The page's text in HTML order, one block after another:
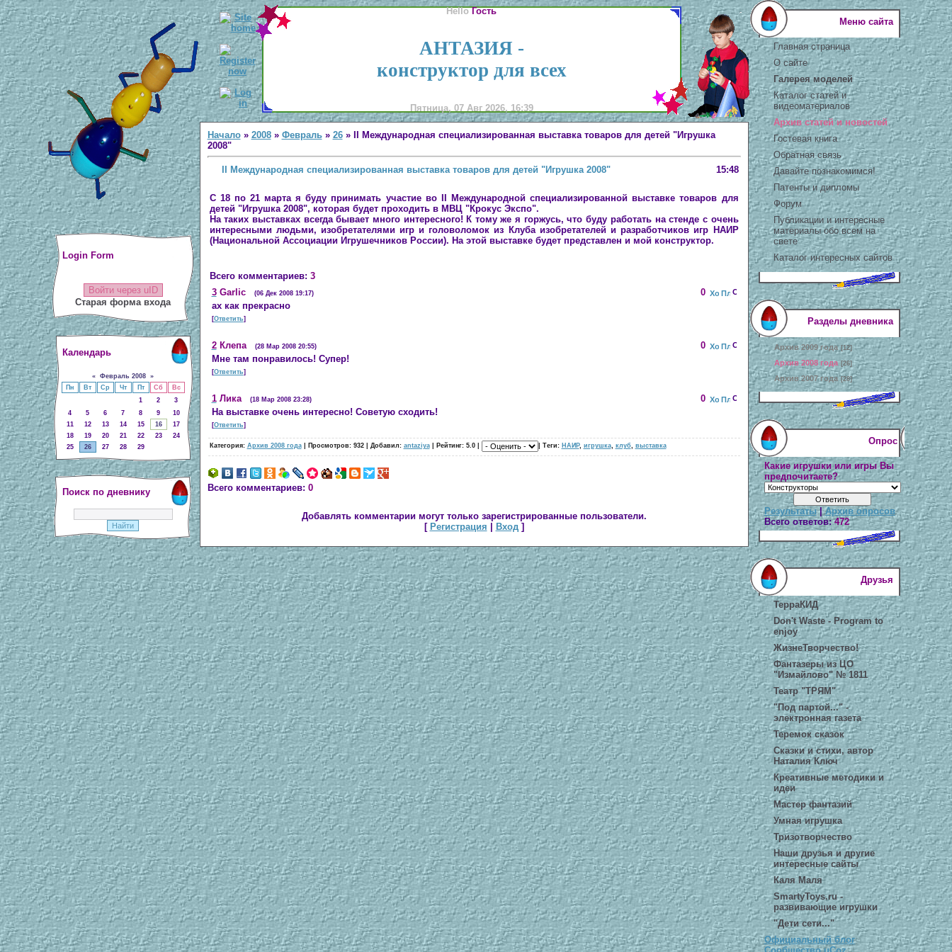
Login Form
Войти через uID
Старая форма входа
Календарь
« Февраль 2008 »
Пн
Вт Ср Чт Пт Сб
Вс
1
2
3
4
5 6 7 8 9
10
11
12 13 14 15 16
17
18
19 20 21 22 23
24
25
26 27 28 29
Поиск по дневнику
HelloГость
АНТАЗИЯ -
конструктор для всех
Пятница, 07 Авг 2026, 16:39
Начало» 2008 » Февраль » 26» II Международная специализированная выставка товаров для детей "Игрушка
2008"
II Международная специализированная выставка товаров для детей "Игрушка 2008" 15:48
С 18 по 21 марта я буду принимать участие во II Международной специализированной выставке товаров для
детей "Игрушка 2008", которая будет проходить в МВЦ "Крокус Экспо".
На таких выставках всегда бывает много интересного! К тому же я горжусь, что буду работать на стенде с очень
интересными людьми, изобретателями игр и головоломок из Клуба изобретателей и разработчиков игр НАИР
(Национальной Ассоциации Игрушечников России). На этой выставке будет представлен и мой конструктор.
Всего комментариев: 3
0
3 Garlic (06 Дек 2008 19:17)
ах как прекрасно
[Ответить]
0
2 Клепа (28 Мар 2008 20:55)
Мне там понравилось! Супер!
[Ответить]
0
1 Лика (18 Мар 2008 23:28)
На выставке очень интересно! Советую сходить!
[Ответить]
Категория: Архив 2008 года| Просмотров: 932 | Добавил: antaziya| Рейтинг: 5.0 | | Теги: НАИР, игрушка, клуб, выставка
Всего комментариев: 0
Добавлять комментарии могут только зарегистрированные пользователи.
[ Регистрация Вход]
Меню сайта
Главная страница
О сайте
Галерея моделей
Каталог статей и
видеоматериалов
Архив статей и новостей
Гостевая книга
Обратная связь
Давайте познакомимся!
Патенты и дипломы
Форум
Публикации и интересные
материалы обо всем на
свете
Каталог интересных сайтов
Разделы дневника
Архив 2009 года [12]
Архив 2008 года [26]
Архив 2007 года [28]
Опрос
Какие игрушки или игры Вы
предпочитаете?
Результаты|Архив опросов
Всего ответов:472
Друзья
ТерраКИД
Don't Waste - Program to
enjoy
ЖизнеТворчество!
Фантазеры из ЦО
"Измайлово" № 1811
Театр "ТРЯМ"
"Под партой..." -
электронная газета
Теремок сказок
Сказки и стихи, автор
Наталия Ключ
Креативные методики и
идеи
Мастер фантазий
Умная игрушка
Тризотворчество
Наши друзья и другие
интересные сайты
Каля Маля
SmartyToys.ru -
развивающие игрушки
"Дети сети..."
Официальный блог